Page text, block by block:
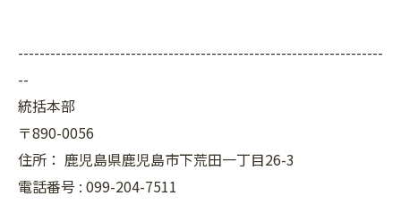
--------------------------------------------------------------------
--
統括本部
〒890-0056
住所： 鹿児島県鹿児島市下荒田一丁目26-3
電話番号 : 099-204-7511